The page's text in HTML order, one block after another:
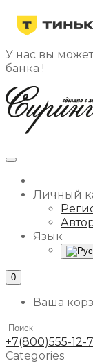
У нас вы
банка !
Личный
Язык
0
Ваша
+7(800)555-12-
Categories